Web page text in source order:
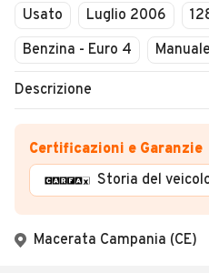
Usato Luglio 2006
Benzina - Euro 4
Manuale
Descrizione
Certificazioni e Garanzie
Storia del
Macerata Campania (CE)